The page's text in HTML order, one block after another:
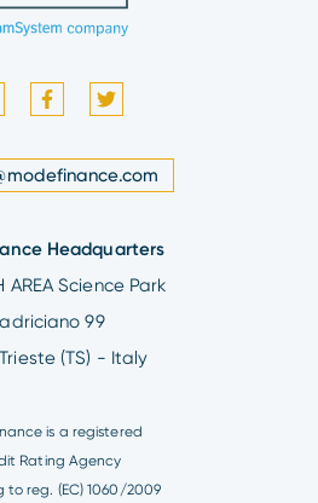
Headquarters
AREA Science Park
99
(TS) - Italy
is a registered
Rating Agency
to reg. (EC) 1060/2009